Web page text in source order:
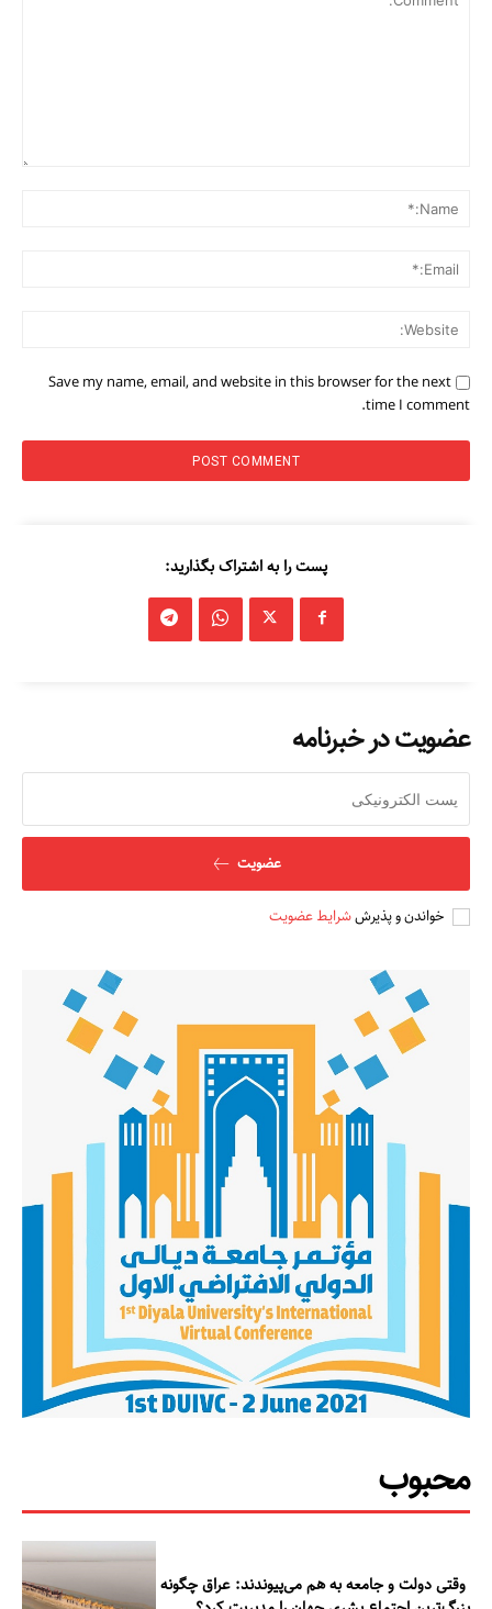
مطالعات عراق
Save my name, email, and website in this browser for the next
time I comment.
پست را به اشتراک بگذارید:
عضویت در خبرنامه
عضویت
خواندن و پذیرششرایط عضویت
محبوب
وقتی دولت و جامعه به هم می‌پیوندند: عراق چگونه